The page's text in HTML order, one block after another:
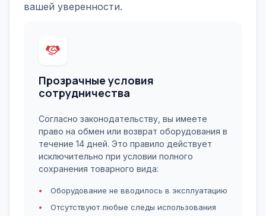
вашей уверенности.
Прозрачные условия
сотрудничества
Согласно законодательству, вы имеете
право на обмен или возврат оборудования в
течение 14 дней. Это правило действует
исключительно при условии полного
сохранения товарного вида:
Оборудование не вводилось в эксплуатацию
Отсутствуют любые следы использования